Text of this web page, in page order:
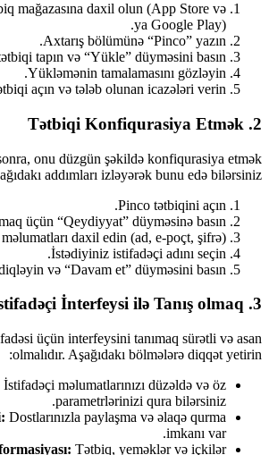
mağazasına daxil olun (App Store və
ya Google Play).
Axtarış bölümünə “Pinco” yazın.
tapın və “Yükle” düyməsini basın.
Yükləmənin tamalamasını gözləyin.
açın və tələb olunan icazələri verin.
2. Tətbiqi Konfiqurasiya Etmək
onu düzgün şəkildə konfiqurasiya etmək
addımları izləyərək bunu edə bilərsiniz:
Pinco tətbiqini açın.
üçün “Qeydiyyat” düyməsinə basın.
daxil edin (ad, e-poçt, şifrə).
İstədiyiniz istifadəçi adını seçin.
və “Davam et” düyməsini basın.
3. Tətbiqin İstifadəçi İnterfeysi ilə Tanış olmaq
üçün interfeysini tanımaq sürətli və asan
olmalıdır. Aşağıdakı bölmələrə diqqət yetirin:
İstifadəçi məlumatlarınızı düzəldə və öz
parametrlərinizi qura bilərsiniz.
Dostlarınızla paylaşma və əlaqə qurma
imkanı var.
Tətbiq, yeməklər və içkilər